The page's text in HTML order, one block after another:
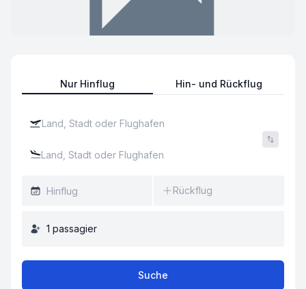
Nur Hinflug Hin- und Rückflug
Rückflug
1 passagier
Suche